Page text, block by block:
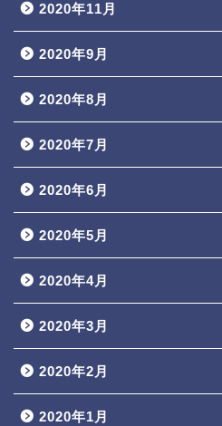
2020年11月
2020年9月
2020年8月
2020年7月
2020年6月
2020年5月
2020年4月
2020年3月
2020年2月
2020年1月